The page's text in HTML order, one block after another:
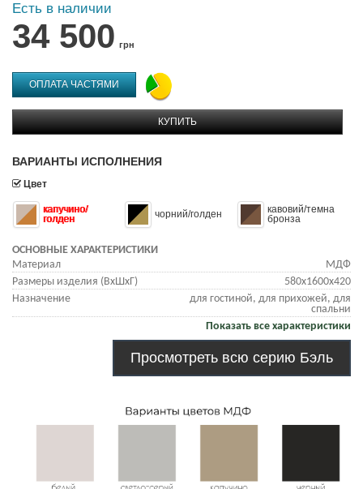
Есть в наличии
34 500 грн
ОПЛАТА ЧАСТЯМИ
КУПИТЬ
ВАРИАНТЫ ИСПОЛНЕНИЯ
Цвет
капучино/
голден
чорний/голден
кавовий/темна
бронза
ОСНОВНЫЕ ХАРАКТЕРИСТИКИ
Материал
МДФ
Размеры изделия (ВхШхГ)
580х1600х420
Назначение
для гостиной, для прихожей, для
спальни
Показать все характеристики
Просмотреть всю серию Бэль